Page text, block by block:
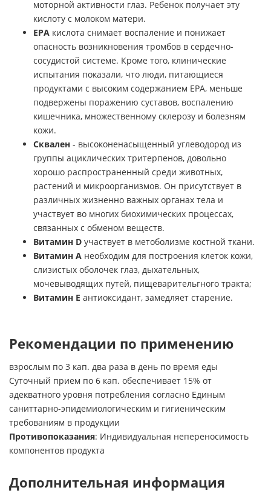
моторной активности глаз. Ребенок получает эту
кислоту с молоком матери.
EPA кислота снимает воспаление и понижает
опасность возникновения тромбов в сердечно-
сосудистой системе. Кроме того, клинические
испытания показали, что люди, питающиеся
продуктами с высоким содержанием EPA, меньше
подвержены поражению суставов, воспалению
кишечника, множественному склерозу и болезням
кожи.
Сквален - высоконенасыщенный углеводород из
группы ациклических тритерпенов, довольно
хорошо распространенный среди животных,
растений и микроорганизмов. Он присутствует в
различных жизненно важных органах тела и
участвует во многих биохимических процессах,
связанных с обменом веществ.
Витамин D участвует в метоболизме костной ткани.
Витамин А необходим для построения клеток кожи,
слизистых оболочек глаз, дыхательных,
мочевыводящих путей, пищеварительгного тракта;
Витамин Е антиоксидант, замедляет старение.
Рекомендации по применению
взрослым по 3 кап. два раза в день по время еды
Суточный прием по 6 кап. обеспечивает 15% от
адекватного уровня потребления согласно Единым
саниттарно-эпидемиологическим и гигиеническим
требованиям в продукции
Противопоказания: Индивидуальная непереносимость
компонентов продукта
Дополнительная информация